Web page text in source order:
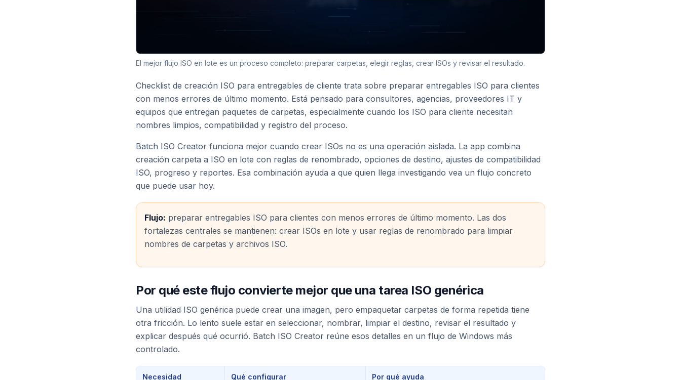
El mejor flujo ISO en lote es un proceso completo: preparar carpetas, elegir reglas, crear ISOs y revisar el resultado.
Checklist de creación ISO para entregables de cliente trata sobre preparar entregables ISO para clientes
con menos errores de último momento. Está pensado para consultores, agencias, proveedores IT y
equipos que entregan paquetes de carpetas, especialmente cuando los ISO para cliente necesitan
nombres limpios, compatibilidad y registro del proceso.
Batch ISO Creator funciona mejor cuando crear ISOs no es una operación aislada. La app combina
creación carpeta a ISO en lote con reglas de renombrado, opciones de destino, ajustes de compatibilidad
ISO, progreso y reportes. Esa combinación ayuda a que quien llega investigando vea un flujo concreto
que puede usar hoy.
Flujo: preparar entregables ISO para clientes con menos errores de último momento. Las dos
fortalezas centrales se mantienen: crear ISOs en lote y usar reglas de renombrado para limpiar
nombres de carpetas y archivos ISO.
Por qué este flujo convierte mejor que una tarea ISO genérica
Una utilidad ISO genérica puede crear una imagen, pero empaquetar carpetas de forma repetida tiene
otra fricción. Lo lento suele estar en seleccionar, nombrar, limpiar el destino, revisar el resultado y
explicar después qué ocurrió. Batch ISO Creator reúne esos detalles en un flujo de Windows más
controlado.
Necesidad Qué configurar Por qué ayuda